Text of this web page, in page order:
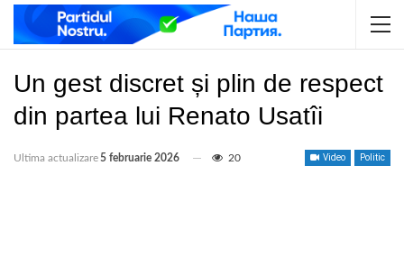
Un gest discret și plin de respect
din partea lui Renato Usatîi
Video Politic
Ultima actualizare5 februarie 2026 20